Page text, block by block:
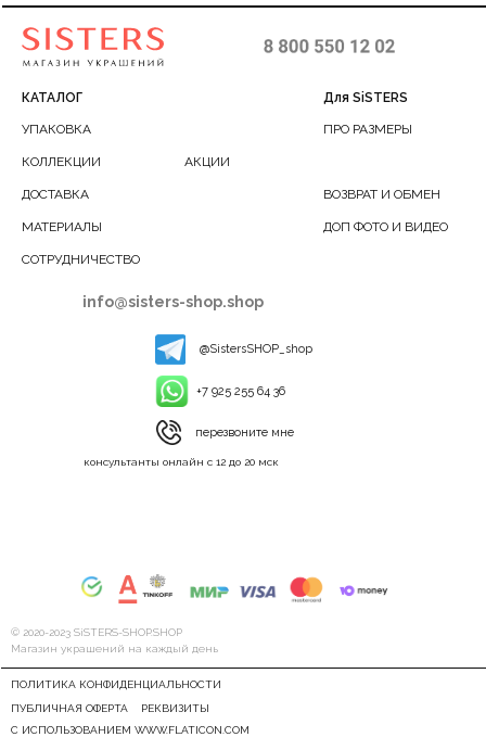
© 2020-2023 SiSTERS-SHOP.SHOP
Магазин украшений на каждый день
КАТАЛОГ Для SiSTERS
info@sisters-shop.shop
УПАКОВКА
ДОСТАВКА
КОЛЛЕКЦИИ
ПРО РАЗМЕРЫ
АКЦИИ
РЕКВИЗИТЫ
ПОЛИТИКА КОНФИДЕНЦИАЛЬНОСТИ
ПУБЛИЧНАЯ ОФЕРТА
ВОЗВРАТ И ОБМЕН
ДОП ФОТО И ВИДЕО
консультанты онлайн с 12 до 20 мск
@SistersSHOP_shop
+7 925 255 64 36
перезвоните мне
МАТЕРИАЛЫ
С ИСПОЛЬЗОВАНИЕМ WWW.FLATICON.COM
СОТРУДНИЧЕСТВО